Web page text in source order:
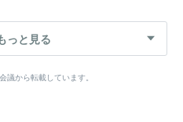
っと見る
議から転載しています。